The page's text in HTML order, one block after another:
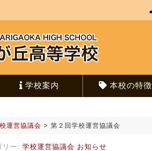
学校案内 本校の特徴
運営協議会 > 第２回学校運営協議会
リー: 学校運営協議会 お知らせ